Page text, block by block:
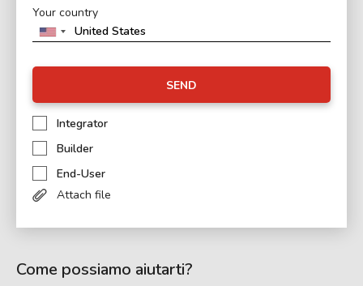
Your country
SEND
Integrator
Builder
End-User
Attach file
Come possiamo aiutarti?